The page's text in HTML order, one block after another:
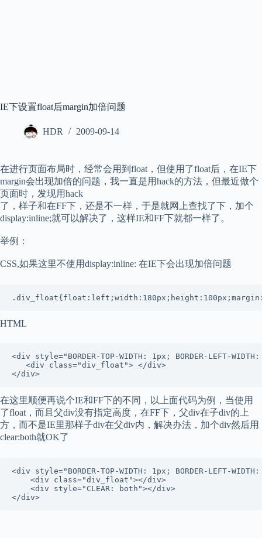
IE下设置float后margin加倍问题
HDR 2009-09-14
在进行页面布局时，经常会用到float，但使用了float后，在IE下
margin会出现加倍的问题，我一直是用hack的方法，但最近做个
页面时，发现用hack
了，样子和在FF下，还是不一样，于是就网上查找了下，加个
display:inline;就可以解决了，这样IE和FF下就都一样了。
举例：
CSS,如果这里不使用display:inline: 在IE下会出现加倍问题
HTML
<div style="BORDER-TOP-WIDTH: 1px; BORDER-LEFT-
   <div class="div_float"> </div>
在这里顺便再说个IE和FF下的不同，以上面代码为例，当使用
了float，而且父div没有指定高度，在FF下，父div在子div的上
方，而不是IE里那样子div在父div内，解决办法，加个div然后用
clear:both就OK了
<div style="BORDER-TOP-WIDTH: 1px; BORDER-LEFT-